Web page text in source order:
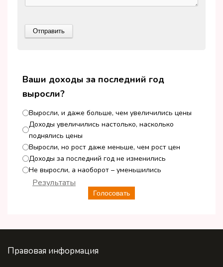
Ваши доходы за последний год
выросли?
Выросли, и даже больше, чем увеличились цены
Доходы увеличились настолько, насколько
поднялись цены
Выросли, но рост даже меньше, чем рост цен
Доходы за последний год не изменились
Не выросли, а наоборот – уменьшились
Голосовать
Результаты
Правовая информация